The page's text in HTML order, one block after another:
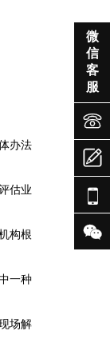
办法
估业
构根
一种
场解

微
信
客
服



